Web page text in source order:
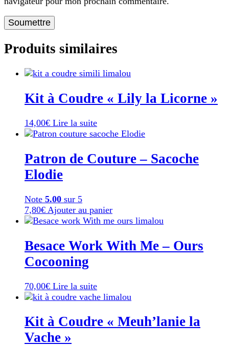
Produits similaires
Kit à Coudre « Lily la Licorne »
14,00€ Lire la suite
Patron de Couture – Sacoche
Elodie
Note 5.00 sur 5
7,80€ Ajouter au panier
Besace Work With Me – Ours
Cocooning
70,00€ Lire la suite
Kit à Coudre « Meuh’lanie la
Vache »